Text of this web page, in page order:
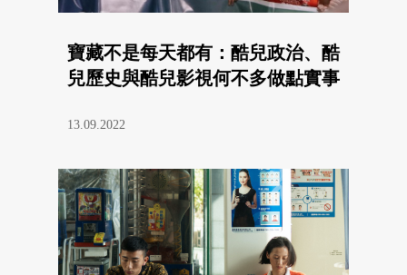
寶藏不是每天都有：酷兒政治、酷
兒歷史與酷兒影視何不多做點實事
13.09.2022